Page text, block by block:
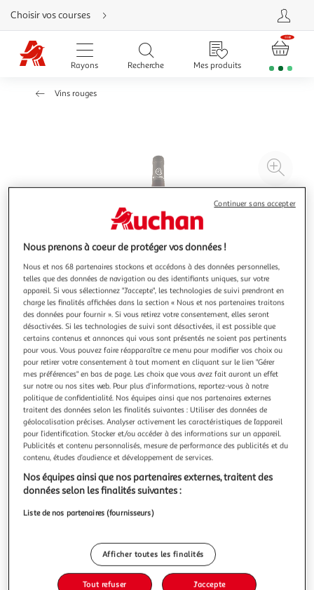
Aller
directement
au
contenu
Aller
directement
Aller
besoin
Choisir vos courses
Rayons Recherche Mes produits
Vins rouges
à
Illustration
précédente
Illustration
suivante
AOP Nuits Saint Georges Domaine Dubois BIO
vin fin
En savoir +
75cl
Vous voulez connaître le prix de ce produit ?
Afficher le prix
Interdit femme enceinte
Eurofeuille - Bio européen
Nous prenons à coeur de protéger vos données !
Nous et nos 68 partenaires stockons et accédons à des données personnelles,
telles que des données de navigation ou des identifiants uniques, sur votre
appareil. Si vous sélectionnez "J'accepte", les technologies de suivi prendront en
charge les finalités affichées dans la section « Nous et nos partenaires traitons
des données pour fournir ». Si vous retirez votre consentement, elles seront
désactivées. Si les technologies de suivi sont désactivées, il est possible que
certains contenus et annonces qui vous sont présentés ne soient pas pertinents
pour vous. Vous pouvez faire réapparaître ce menu pour modifier vos choix ou
pour retirer votre consentement à tout moment en cliquant sur le lien "Gérer
mes préférences" en bas de page. Les choix que vous avez fait auront un effet
sur notre ou nos sites web. Pour plus d’informations, reportez-vous à notre
politique de confidentialité. Nos équipes ainsi que nos partenaires externes
traitent des données selon les finalités suivantes : Utiliser des données de
géolocalisation précises. Analyser activement les caractéristiques de l’appareil
pour l’identification. Stocker et/ou accéder à des informations sur un appareil.
Publicités et contenu personnalisés, mesure de performance des publicités et du
contenu, études d’audience et développement de services.
Nos équipes ainsi que nos partenaires externes, traitent des
données selon les finalités suivantes :
Liste de nos partenaires (fournisseurs)
Afficher toutes les finalités
Tout refuser J'accepte
Continuer sans accepter